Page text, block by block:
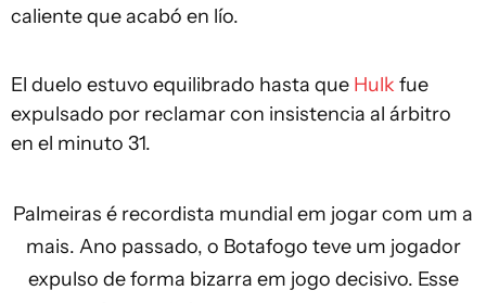
caliente que acabó en lío.
El duelo estuvo equilibrado hasta que Hulk fue
expulsado por reclamar con insistencia al árbitro
en el minuto 31.
Palmeiras é recordista mundial em jogar com um a
mais. Ano passado, o Botafogo teve um jogador
expulso de forma bizarra em jogo decisivo. Esse